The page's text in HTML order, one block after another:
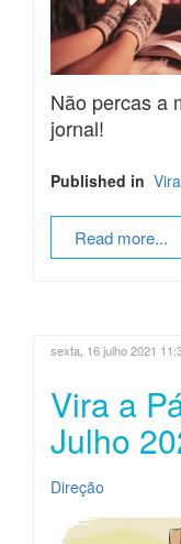
Não percas a
jornal!
Published in
Read more...
sexta, 16 julho 2021
Vira a
Julho
Direção